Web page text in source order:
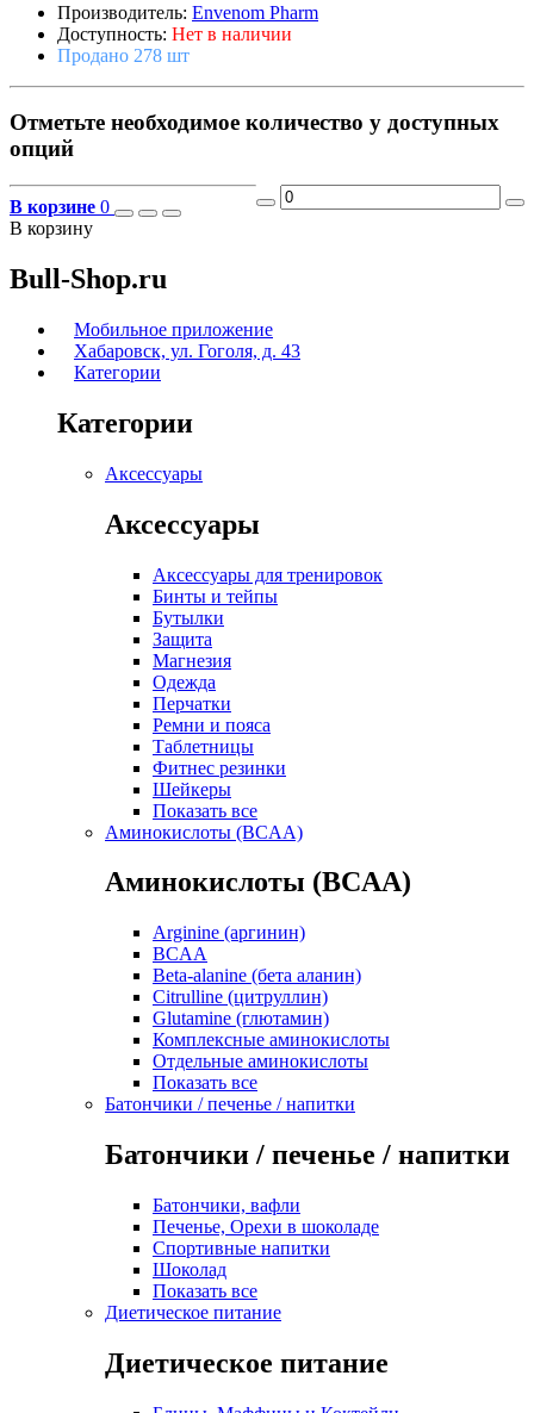
Производитель: Envenom Pharm
Доступность: Нет в наличии
Продано 278 шт
Отметьте необходимое количество у доступных
опций
В корзине 0
В корзину
Bull-Shop.ru
Мобильное приложение
Хабаровск, ул. Гоголя, д. 43
Категории
Категории
Аксессуары
Аксессуары
Аксессуары для тренировок
Бинты и тейпы
Бутылки
Защита
Магнезия
Одежда
Перчатки
Ремни и пояса
Таблетницы
Фитнес резинки
Шейкеры
Показать все
Аминокислоты (BCAA)
Аминокислоты (BCAA)
Arginine (аргинин)
BCAA
Beta-alanine (бета аланин)
Citrulline (цитруллин)
Glutamine (глютамин)
Комплексные аминокислоты
Отдельные аминокислоты
Показать все
Батончики / печенье / напитки
Батончики / печенье / напитки
Батончики, вафли
Печенье, Орехи в шоколаде
Спортивные напитки
Шоколад
Показать все
Диетическое питание
Диетическое питание